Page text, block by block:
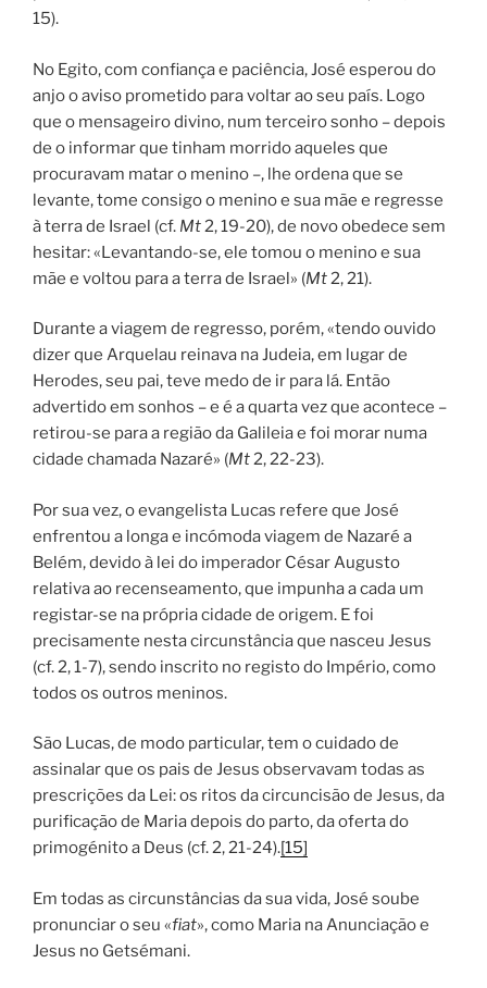
15).
No Egito, com confiança e paciência, José esperou do
anjo o aviso prometido para voltar ao seu país. Logo
que o mensageiro divino, num terceiro sonho – depois
de o informar que tinham morrido aqueles que
procuravam matar o menino –, lhe ordena que se
levante, tome consigo o menino e sua mãe e regresse
à terra de Israel (cf. Mt2, 19-20), de novo obedece sem
hesitar: «Levantando-se, ele tomou o menino e sua
mãe e voltou para a terra de Israel» (Mt2, 21).
Durante a viagem de regresso, porém, «tendo ouvido
dizer que Arquelau reinava na Judeia, em lugar de
Herodes, seu pai, teve medo de ir para lá. Então
advertido em sonhos – e é a quarta vez que acontece –
retirou-se para a região da Galileia e foi morar numa
cidade chamada Nazaré» (Mt2, 22-23).
Por sua vez, o evangelista Lucas refere que José
enfrentou a longa e incómoda viagem de Nazaré a
Belém, devido à lei do imperador César Augusto
relativa ao recenseamento, que impunha a cada um
registar-se na própria cidade de origem. E foi
precisamente nesta circunstância que nasceu Jesus
(cf. 2, 1-7), sendo inscrito no registo do Império, como
todos os outros meninos.
São Lucas, de modo particular, tem o cuidado de
assinalar que os pais de Jesus observavam todas as
prescrições da Lei: os ritos da circuncisão de Jesus, da
purificação de Maria depois do parto, da oferta do
primogénito a Deus (cf. 2, 21-24).[15]
Em todas as circunstâncias da sua vida, José soube
pronunciar o seu «fiat», como Maria na Anunciação e
Jesus no Getsémani.